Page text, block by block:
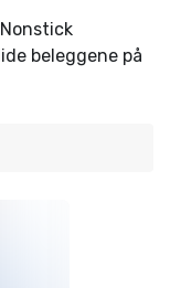
beleggene på